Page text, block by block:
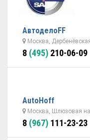
АвтоделоFF
Москва,
8 (495) 210-06-09
AutoHoff
Москва, Шлюзовая
8 (967) 111-23-23